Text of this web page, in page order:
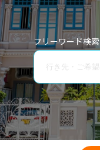
フリーワード検索